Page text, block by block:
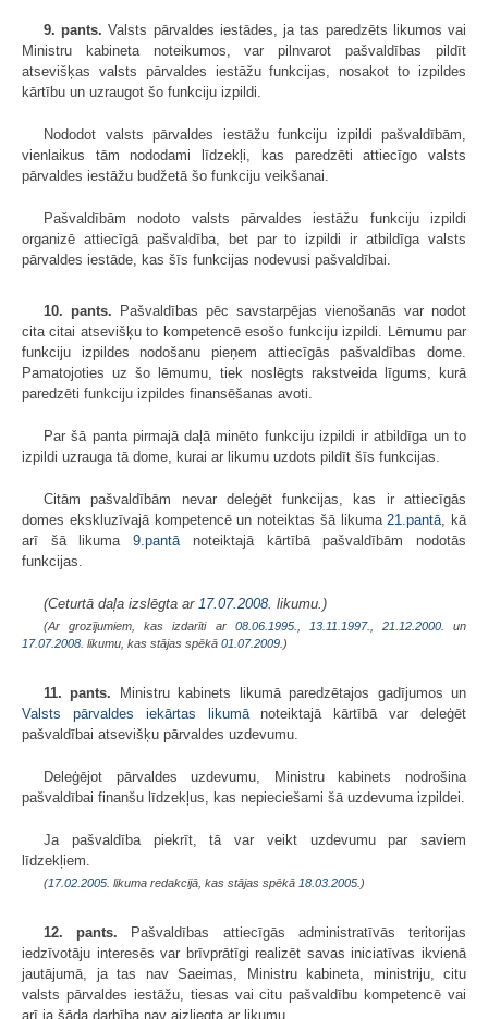
9. pants. Valsts pārvaldes iestādes, ja tas paredzēts likumos vai
Ministru kabineta noteikumos, var pilnvarot pašvaldības pildīt
atsevišķas valsts pārvaldes iestāžu funkcijas, nosakot to izpildes
kārtību un uzraugot šo funkciju izpildi.
Nododot valsts pārvaldes iestāžu funkciju izpildi pašvaldībām,
vienlaikus tām nododami līdzekļi, kas paredzēti attiecīgo valsts
pārvaldes iestāžu budžetā šo funkciju veikšanai.
Pašvaldībām nodoto valsts pārvaldes iestāžu funkciju izpildi
organizē attiecīgā pašvaldība, bet par to izpildi ir atbildīga valsts
pārvaldes iestāde, kas šīs funkcijas nodevusi pašvaldībai.
10. pants. Pašvaldības pēc savstarpējas vienošanās var nodot
cita citai atsevišķu to kompetencē esošo funkciju izpildi. Lēmumu par
funkciju izpildes nodošanu pieņem attiecīgās pašvaldības dome.
Pamatojoties uz šo lēmumu, tiek noslēgts rakstveida līgums, kurā
paredzēti funkciju izpildes finansēšanas avoti.
Par šā panta pirmajā daļā minēto funkciju izpildi ir atbildīga un to
izpildi uzrauga tā dome, kurai ar likumu uzdots pildīt šīs funkcijas.
Citām pašvaldībām nevar deleģēt funkcijas, kas ir attiecīgās
domes ekskluzīvajā kompetencē un noteiktas šā likuma21.pantā, kā
arī šā likuma9.pantānoteiktajā kārtībā pašvaldībām nodotās
funkcijas.
(Ceturtā daļa izslēgta ar 17.07.2008. likumu.)
(Ar grozījumiem, kas izdarīti ar 08.06.1995., 13.11.1997., 21.12.2000. un
17.07.2008. likumu, kas stājas spēkā 01.07.2009.)
11. pants. Ministru kabinets likumā paredzētajos gadījumos un
Valsts pārvaldes iekārtas likumānoteiktajā kārtībā var deleģēt
pašvaldībai atsevišķu pārvaldes uzdevumu.
Deleģējot pārvaldes uzdevumu, Ministru kabinets nodrošina
pašvaldībai finanšu līdzekļus, kas nepieciešami šā uzdevuma izpildei.
Ja pašvaldība piekrīt, tā var veikt uzdevumu par saviem
līdzekļiem.
(17.02.2005. likuma redakcijā, kas stājas spēkā 18.03.2005.)
12. pants. Pašvaldības attiecīgās administratīvās teritorijas
iedzīvotāju interesēs var brīvprātīgi realizēt savas iniciatīvas ikvienā
jautājumā, ja tas nav Saeimas, Ministru kabineta, ministriju, citu
valsts pārvaldes iestāžu, tiesas vai citu pašvaldību kompetencē vai
arī ja šāda darbība nav aizliegta ar likumu.